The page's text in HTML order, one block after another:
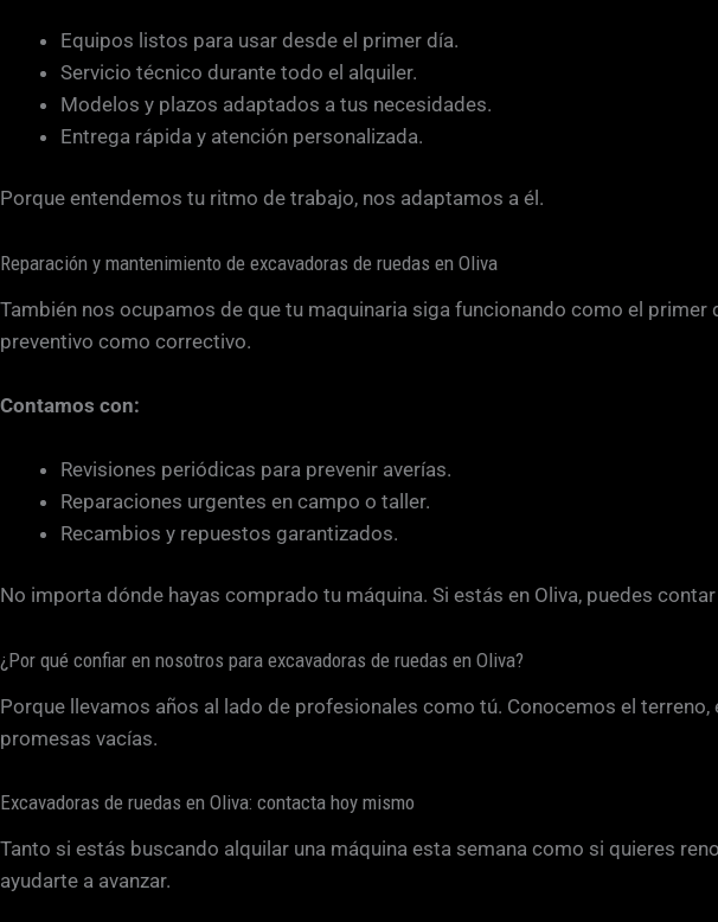
Equipos listos para usar desde el primer día.
Servicio técnico durante todo el alquiler.
Modelos y plazos adaptados a tus necesidades.
Entrega rápida y atención personalizada.
Porque entendemos tu ritmo de trabajo, nos adaptamos a él.
Reparación y mantenimiento de excavadoras de ruedas en Oliva
También nos ocupamos de que tu maquinaria siga funcionando como el primer
preventivo como correctivo.
Contamos con:
Revisiones periódicas para prevenir averías.
Reparaciones urgentes en campo o taller.
Recambios y repuestos garantizados.
No importa dónde hayas comprado tu máquina. Si estás en Oliva, puedes
¿Por qué confiar en nosotros para excavadoras de ruedas en Oliva?
Porque llevamos años al lado de profesionales como tú. Conocemos el
promesas vacías.
Excavadoras de ruedas en Oliva: contacta hoy mismo
Tanto si estás buscando alquilar una máquina esta semana como si quieres
ayudarte a avanzar.